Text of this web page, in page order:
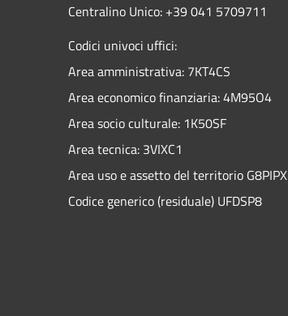
Centralino Unico: +39 041 5709711
Codici univoci uffici:
Area amministrativa: 7KT4CS
Area economico finanziaria: 4M95O4
Area socio culturale: 1K50SF
Area tecnica: 3VIXC1
Area uso e assetto del territorio G8PIPX
Codice generico (residuale) UFDSP8